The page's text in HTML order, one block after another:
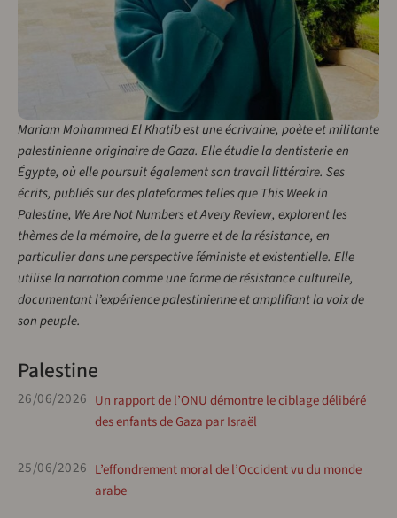
Mariam Mohammed El Khatib est une écrivaine, poète et militante
palestinienne originaire de Gaza. Elle étudie la dentisterie en
Égypte, où elle poursuit également son travail littéraire. Ses
écrits, publiés sur des plateformes telles que This Week in
Palestine, We Are Not Numbers et Avery Review, explorent les
thèmes de la mémoire, de la guerre et de la résistance, en
particulier dans une perspective féministe et existentielle. Elle
utilise la narration comme une forme de résistance culturelle,
documentant l’expérience palestinienne et amplifiant la voix de
son peuple.
Palestine
26/06/2026 Un rapport de l’ONU démontre le ciblage délibéré
des enfants de Gaza par Israël
25/06/2026 L’effondrement moral de l’Occident vu du monde
arabe